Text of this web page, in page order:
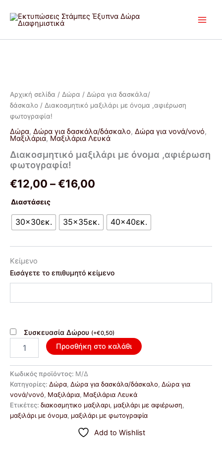
στο
περιεχόμενο
Αρχική σελίδα / Δώρα / Δώρα για δασκάλα/
δάσκαλο / Διακοσμητικό μαξιλάρι με όνομα ,αφιέρωση
φωτογραφία!
Δώρα, Δώρα για δασκάλα/δάσκαλο, Δώρα για νονά/νονό,
Μαξιλάρια, Μαξιλάρια Λευκά
Διακοσμητικό μαξιλάρι με όνομα ,αφιέρωση
φωτογραφία!
€12,00 –€16,00
€12,00
through
€16,00
Διαστάσεις
30x30εκ. 35x35εκ. 40x40εκ.
Κείμενο
Εισάγετε το επιθυμητό κείμενο
Συσκευασία Δώρου (+€0,50)
,αφιέρωση
φωτογραφία!
ποσότητα
Προσθήκη στο καλάθι
Κωδικός προϊόντος: Μ/Δ
Κατηγορίες: Δώρα, Δώρα για δασκάλα/δάσκαλο, Δώρα για
νονά/νονό, Μαξιλάρια, Μαξιλάρια Λευκά
Ετικέτες: διακοσμητικο μαξιλαρι, μαξιλάρι με αφιέρωση,
μαξιλάρι με όνομα, μαξιλάρι με φωτογραφία
Add to Wishlist